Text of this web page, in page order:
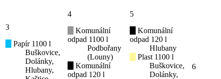
3
Papír 1100 l
Buškovice,
Dolánky,
Hlubany,
4
Komunální
odpad 1100 l
Podbořany
(Louny)
Komunální
odpad 120 l
5
Komunální
odpad 120 l
Hlubany
Plast 1100 l
Buškovice,
Dolánky,
6